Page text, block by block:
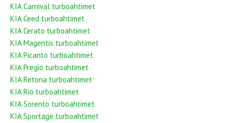
KIA Carnival turboahtimet
KIA Ceed turboahtimet
KIA Cerato turboahtimet
KIA Magentis turboahtimet
KIA Picanto turboahtimet
KIA Pregio turboahtimet
KIA Retona turboahtimet
KIA Rio turboahtimet
KIA Sorento turboahtimet
KIA Sportage turboahtimet